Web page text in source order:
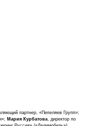
партнер, «Пепеляев Групп»;
Мария Курбатова, директор по